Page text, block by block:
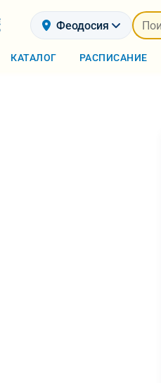
Феодосия
КАТАЛОГ РАСПИСАНИЕ